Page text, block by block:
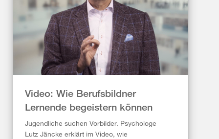
Video: Wie Berufsbildner
Lernende begeistern können
Jugendliche suchen Vorbilder. Psychologe
Lutz Jäncke erklärt im Video, wie